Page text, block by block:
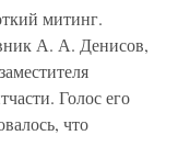
митинг.
А. А. Денисов,
Голос его
что